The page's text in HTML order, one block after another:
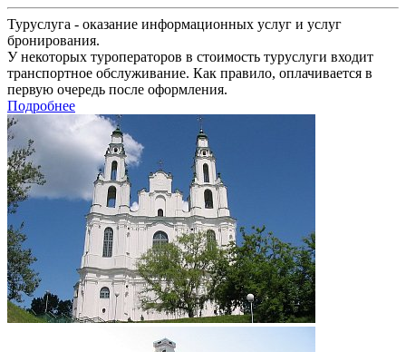
Туруслуга - оказание информационных услуг и услуг
бронирования.
У некоторых туроператоров в стоимость туруслуги входит
транспортное обслуживание. Как правило, оплачивается в
первую очередь после оформления.
Подробнее